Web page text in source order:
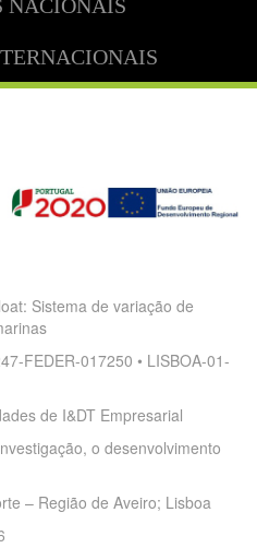
NACIONAIS
Sistema de variação de
FEDER-017250 • LISBOA-01-
de I&DT Empresarial
o desenvolvimento
– Região de Aveiro; Lisboa